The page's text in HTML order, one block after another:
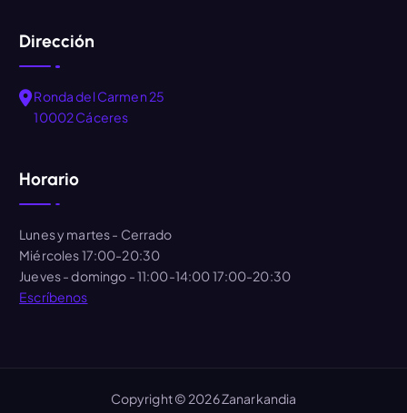
Dirección
Ronda del Carmen 25
10002 Cáceres
Horario
Lunes y martes- Cerrado
Miércoles17:00-20:30
Jueves - domingo - 11:00-14:00 17:00-20:30
Escríbenos
Copyright © 2026 Zanarkandia